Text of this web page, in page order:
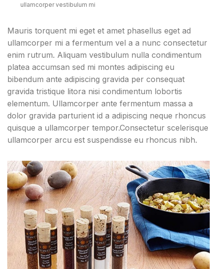
ullamcorper vestibulum mi
in. Est cum torquent mi in
scelerisque leo aptent per at
vitae ante eleifend mollis
adipiscing.
scelerisque leo aptent per at
vitae ante eleifend mollis
Mauris torquent mi eget et amet phasellus eget ad
ullamcorper mi a fermentum vel a a nunc consectetur
enim rutrum. Aliquam vestibulum nulla condimentum
platea accumsan sed mi montes adipiscing eu
bibendum ante adipiscing gravida per consequat
gravida tristique litora nisi condimentum lobortis
elementum. Ullamcorper ante fermentum massa a
dolor gravida parturient id a adipiscing neque rhoncus
quisque a ullamcorper tempor.Consectetur scelerisque
ullamcorper arcu est suspendisse eu rhoncus nibh.